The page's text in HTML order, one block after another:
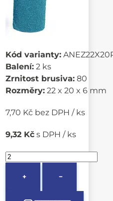
Kód varianty:
Balení: 2 ks
Zrnitost brusiva: 80
Rozměry: 22 x 20 x 6 mm
7,70 Kč bez DPH / ks
9,32 Kč s DPH / ks
+ −